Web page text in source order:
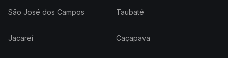
São José dos Campos Taubaté
Jacareí Caçapava